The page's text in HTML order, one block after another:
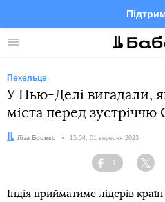
Меню Facebook
Пекельце
У Нью-Делі вигадали,
міста перед зустріччю
Автор:
Ліза Бровко Дата:
15:54, 01 вересня 2023
Facebook
1
Індія прийматиме лідерів